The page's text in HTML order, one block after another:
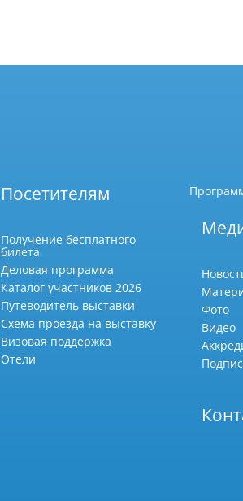
Посетителям
Получение бесплатного
билета
Деловая программа
Каталог участников 2026
Путеводитель выставки
Схема проезда на выставку
Визовая поддержка
Отели
Фото
Видео